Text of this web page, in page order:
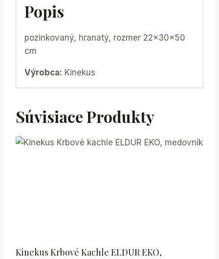
Popis
pozinkovaný, hranatý, rozmer 22x30x50
cm
Výrobca: Kinekus
Súvisiace Produkty
Kinekus Krbové Kachle ELDUR EKO,